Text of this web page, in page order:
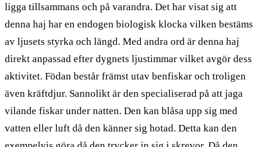
ligga tillsammans och på varandra. Det har visat sig att
denna haj har en endogen biologisk klocka vilken bestäms
av ljusets styrka och längd. Med andra ord är denna haj
direkt anpassad efter dygnets ljustimmar vilket avgör dess
aktivitet. Födan består främst utav benfiskar och troligen
även kräftdjur. Sannolikt är den specialiserad på att jaga
vilande fiskar under natten. Den kan blåsa upp sig med
vatten eller luft då den känner sig hotad. Detta kan den